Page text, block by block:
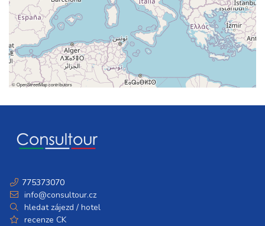
©OpenStreetMapcontributors
775373070
info@consultour.cz
hledat zájezd / hotel
recenze CK